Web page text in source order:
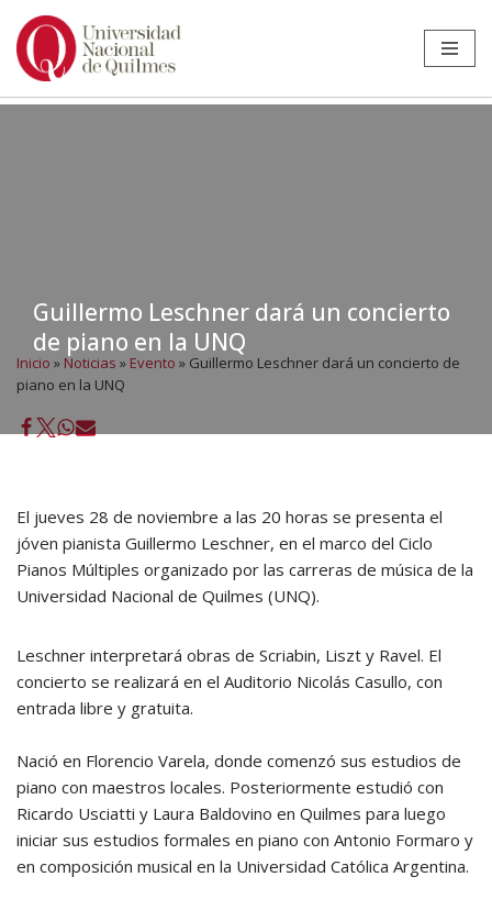
Ir
Guillermo Leschner dará un concierto
de piano en la UNQ
Inicio » Noticias » Evento » Guillermo Leschner dará un concierto de
piano en la UNQ
El jueves 28 de noviembre a las 20 horas se presenta el
jóven pianista Guillermo Leschner, en el marco del Ciclo
Pianos Múltiples organizado por las carreras de música de la
Universidad Nacional de Quilmes (UNQ).
Leschner interpretará obras de Scriabin, Liszt y Ravel. El
concierto se realizará en el Auditorio Nicolás Casullo, con
entrada libre y gratuita.
Nació en Florencio Varela, donde comenzó sus estudios de
piano con maestros locales. Posteriormente estudió con
Ricardo Usciatti y Laura Baldovino en Quilmes para luego
iniciar sus estudios formales en piano con Antonio Formaro y
en composición musical en la Universidad Católica Argentina.